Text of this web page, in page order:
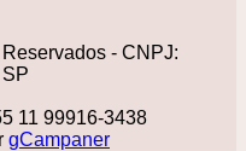
- CNPJ:
11 99916-3438
gCampaner